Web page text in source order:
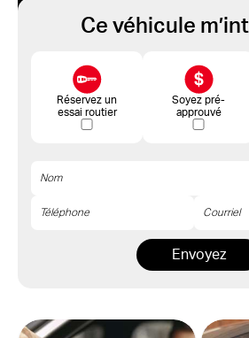
Ce véhicule
Réservez un
essai routier
Soyez pré-
approuvé
Envoyez